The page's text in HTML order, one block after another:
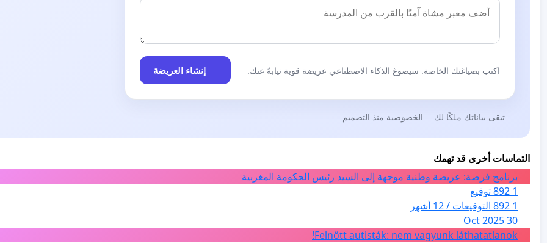
اكتب بصياغتك الخاصة. سيصوغ الذكاء الاصطناعي عريضة قوية نيابةً عنك. إنشاء العريضة
تبقى بياناتك ملكًا لك الخصوصية منذ التصميم
التماسات أخرى قد تهمك
برنامج فرصة: عريضة وطنية موجهة إلى السيد رئيس الحكومة المغربية
1 892 توقيع
1 892 التوقيعات / 12 أشهر
30 Oct 2025
Felnőtt autisták: nem vagyunk láthatatlanok!